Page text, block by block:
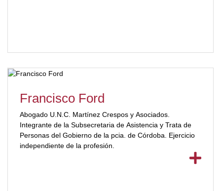
Francisco Ford
Abogado U.N.C. Martínez Crespos y Asociados.
Integrante de la Subsecretaria de Asistencia y Trata de
Personas del Gobierno de la pcia. de Córdoba. Ejercicio
independiente de la profesión.